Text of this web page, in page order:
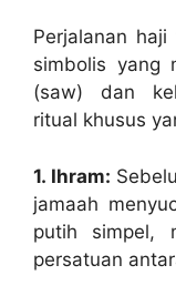
Perjalanan
simbolis yang
(saw) dan
ritual khusus
1. Ihram:
jamaah
putih simpel,
persatuan